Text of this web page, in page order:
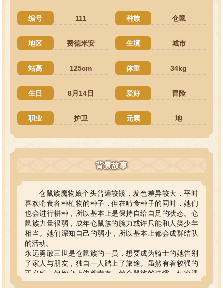
编号 111 种族 仓鼠
地区 费德米安 生境 城市
站高 125cm 体重 34kg
生日 8月14日 爱好 冒险
职业 护卫 元素 地
背景故事
仓鼠族魔物娘个头普遍较矮，发色差异较大，平时
喜欢啃食各种植物的种子，但在啃食种子的同时，她们
也会进行耕种，所以基本上是保持自给自足的状态。仓
鼠族力量很弱，成年仓鼠族的腕力或许只能和人类少年
相当。她们深知自己的弱小，所以基本上都会成群结队
的活动。
永远勇敢三世是仓鼠族的一员，想要成为骑士的她告别
了家人与朋友，独自一人踏上了旅途。虽然有着较强的
正义感，但她身上依然带有一丝仓鼠族的怯懦，每次遇
到危险时她都会本能的逃跑，且成功率将近100%。因为